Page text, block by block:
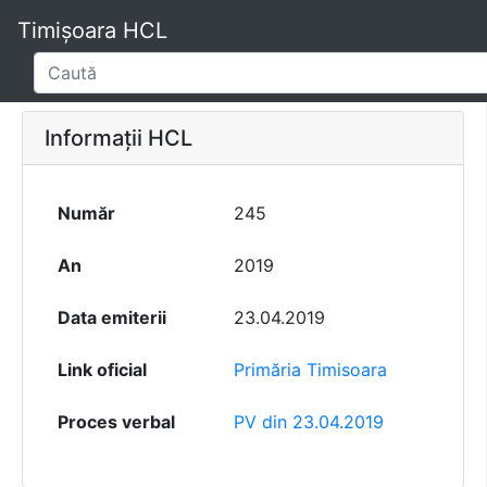
Timișoara HCL
Informații HCL
Număr 245
An 2019
Data emiterii 23.04.2019
Link oficial Primăria Timisoara
Proces verbal PV din 23.04.2019